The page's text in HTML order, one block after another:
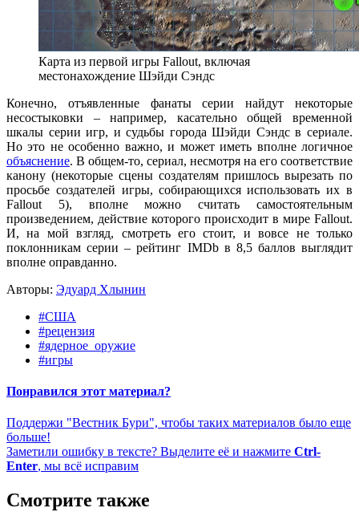
Карта из первой игры Fallout, включая
местонахождение Шэйди Сэндс
Конечно, отъявленные фанаты серии найдут некоторые
несостыковки – например, касательно общей временной
шкалы серии игр, и судьбы города Шэйди Сэндс в сериале.
Но это не особенно важно, и может иметь вполне логичное
объяснение. В общем-то, сериал, несмотря на его соответствие
канону (некоторые сцены создателям пришлось вырезать по
просьбе создателей игры, собирающихся использовать их в
Fallout 5), вполне можно считать самостоятельным
произведением, действие которого происходит в мире Fallout.
И, на мой взгляд, смотреть его стоит, и вовсе не только
поклонникам серии – рейтинг IMDb в 8,5 баллов выглядит
вполне оправданно.
Авторы: Эдуард Хлынин
#США
#рецензия
#ядерное_оружие
#игры
Понравился этот материал?
Поддержи "Вестник Бури", чтобы таких материалов было еще
больше!
Заметили ошибку в тексте? Выделите её и нажмите Ctrl-
Enter, мы всё исправим
Смотрите также